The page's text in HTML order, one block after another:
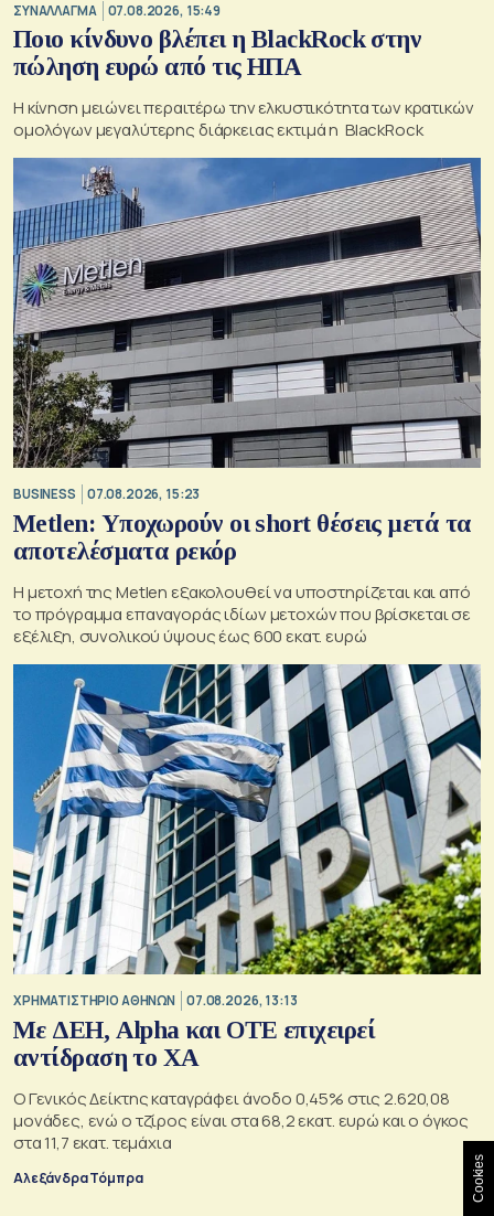
ΣΥΝΑΛΛΑΓΜΑ 07.08.2026, 15:49
Ποιο κίνδυνο βλέπει η BlackRock στην
πώληση ευρώ από τις ΗΠΑ
Η κίνηση μειώνει περαιτέρω την ελκυστικότητα των κρατικών
ομολόγων μεγαλύτερης διάρκειας εκτιμά η BlackRock
BUSINESS 07.08.2026, 15:23
Metlen: Υποχωρούν οι short θέσεις μετά τα
αποτελέσματα ρεκόρ
Η μετοχή της Metlen εξακολουθεί να υποστηρίζεται και από
το πρόγραμμα επαναγοράς ιδίων μετοχών που βρίσκεται σε
εξέλιξη, συνολικού ύψους έως 600 εκατ. ευρώ
XΡΗΜΑΤΙΣΤΗΡΙΟ ΑΘΗΝΩΝ 07.08.2026, 13:13
Με ΔΕΗ, Alpha και ΟΤΕ επιχειρεί
αντίδραση το ΧΑ
Ο Γενικός Δείκτης καταγράφει άνοδο 0,45% στις 2.620,08
μονάδες, ενώ ο τζίρος είναι στα 68,2 εκατ. ευρώ και ο όγκος
στα 11,7 εκατ. τεμάχια
Αλεξάνδρα Τόμπρα Cookies